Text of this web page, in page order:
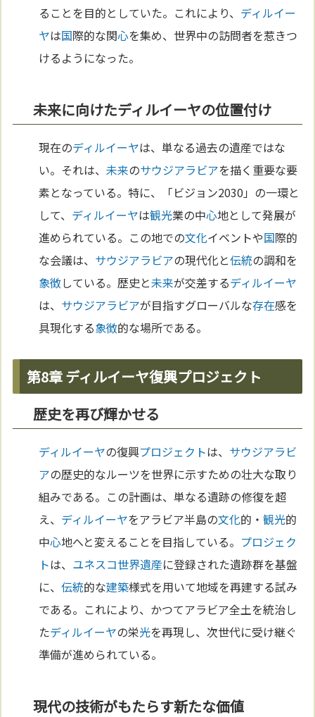
ることを目的としていた。これにより、 ディルイー
ヤは国際的な関心を集め、世界中の訪問者を惹きつ
けるようになった。
未来に向けたディルイーヤの位置付け
現在のディルイーヤは、単なる過去の遺産ではな
い。それは、未来のサウジアラビアを描く重要な要
素となっている。特に、「ビジョン2030」の一環と
して、 ディルイーヤは観光業の中心地として発展が
進められている。この地での文化イベントや国際的
な会議は、 サウジアラビアの現代化と伝統の調和を
象徴している。歴史と未来が交差するディルイーヤ
は、 サウジアラビアが目指すグローバルな存在感を
具現化する象徴的な場所である。
第8章 ディルイーヤ復興プロジェクト
歴史を再び輝かせる
ディルイーヤの復興プロジェクトは、 サウジアラビ
アの歴史的なルーツを世界に示すための壮大な取り
組みである。この計画は、単なる遺跡の修復を超
え、 ディルイーヤをアラビア半島の文化的・観光的
中心地へと変えることを目指している。 プロジェク
トは、 ユネスコ世界遺産に登録された遺跡群を基盤
に、伝統的な建築様式を用いて地域を再建する試み
である。これにより、かつてアラビア全土を統治し
たディルイーヤの栄光を再現し、次世代に受け継ぐ
準備が進められている。
現代の技術がもたらす新たな価値